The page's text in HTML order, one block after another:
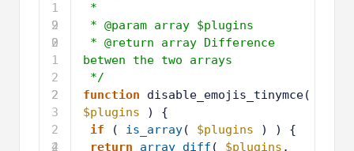
1
9
2
0
2
1
2
2
2
3
2
4
2
*
* @param array $plugins
* @return array Difference
betwen the two arrays
*/
function
$plugins
) {
if
( is_array( $plugins
) ) {
return
array_diff ( $plugins